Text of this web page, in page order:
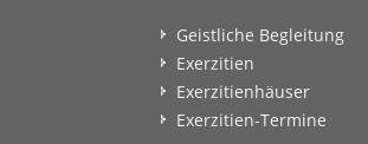
Geistliche Begleitung
Exerzitien
Exerzitienhäuser
Exerzitien-Termine